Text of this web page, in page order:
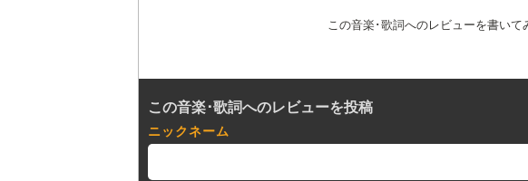
この音楽･歌詞へのレビューを書いて
この音楽･歌詞へのレビューを投稿
ニックネーム